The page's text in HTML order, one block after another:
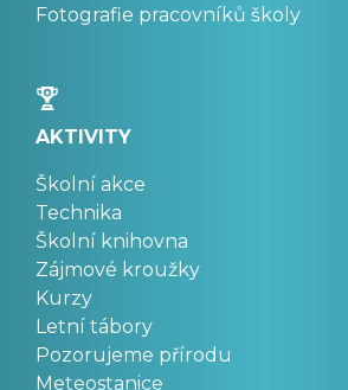
Fotografie pracovníků školy
AKTIVITY
Školní akce
Technika
Školní knihovna
Zájmové kroužky
Kurzy
Letní tábory
Pozorujeme přírodu
Meteostanice